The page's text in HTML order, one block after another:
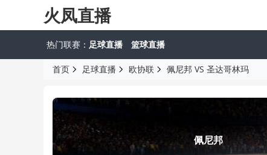
火凤直播
热门联赛： 足球直播 篮球直播
首页 足球直播 欧协联 佩尼邦 VS 圣达哥林玛
佩尼邦